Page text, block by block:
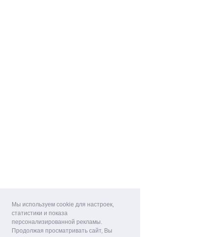
Мы используем cookie для настроек,
статистики и показа
персонализированной рекламы.
Продолжая просматривать сайт, Вы